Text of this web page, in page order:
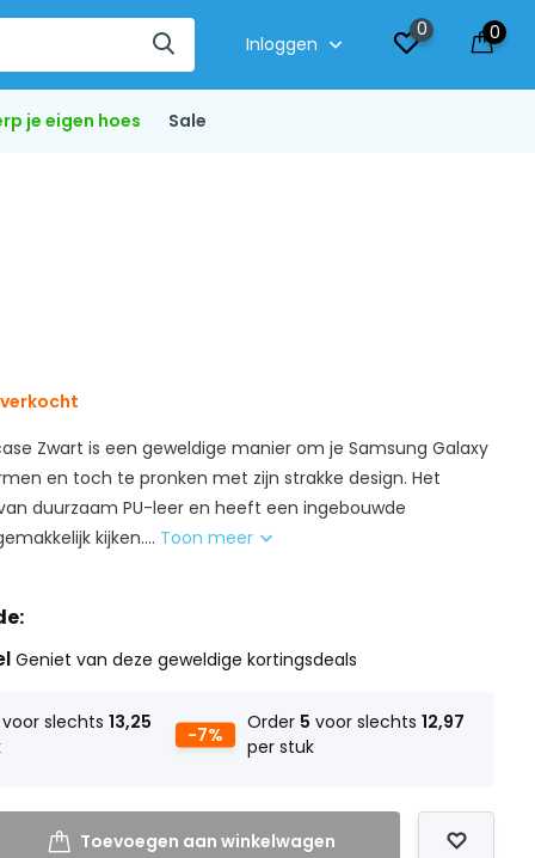
Inloggen
0 0
je eigen hoes Sale
Zwart is een geweldige manier om je Samsung Galaxy
en toch te pronken met zijn strakke design. Het
duurzaam PU-leer en heeft een ingebouwde
kijken.... Toon meer
Geniet van deze geweldige kortingsdeals
voor slechts13,25
-7%
Order 5 voor slechts 12,97
per stuk
Toevoegen aan winkelwagen